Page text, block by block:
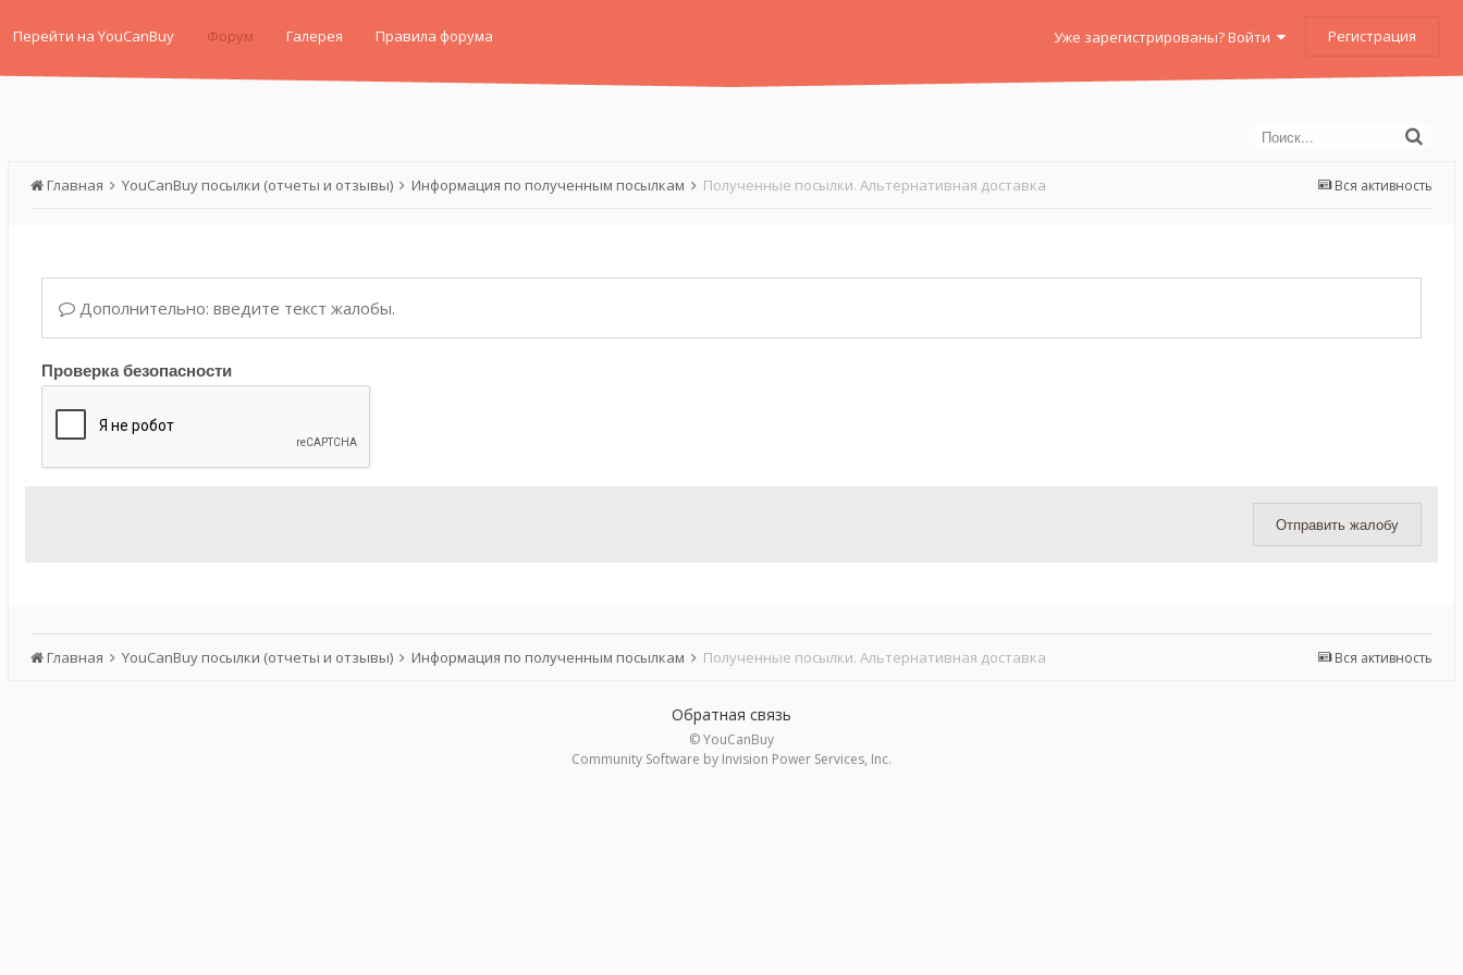
Перейти на YouCanBuy Форум Галерея Правила форума Уже зарегистрированы? Войти Регистрация
Вся активность
Главная YouCanBuy посылки (отчеты и отзывы) Информация по полученным посылкам Полученные посылки. Альтернативная доставка
Дополнительно: введите текст жалобы.
Проверка безопасности
Отправить жалобу
Вся активность
Главная YouCanBuy посылки (отчеты и отзывы) Информация по полученным посылкам Полученные посылки. Альтернативная доставка
Обратная связь
© YouCanBuy
Community Software by Invision Power Services, Inc.